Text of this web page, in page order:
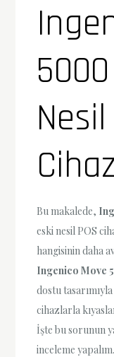
Bu makalede,
eski nesil POS
hangisinin daha
Ingenico Move
dostu
cihazlarla
İşte bu sorunun
inceleme yapalım.